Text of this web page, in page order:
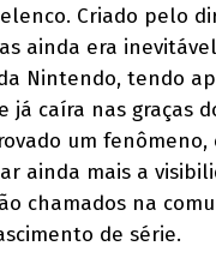
Criado pelo
ainda era
Nintendo, tendo
já caíra nas graças
um
ainda mais a
chamados na
de série.